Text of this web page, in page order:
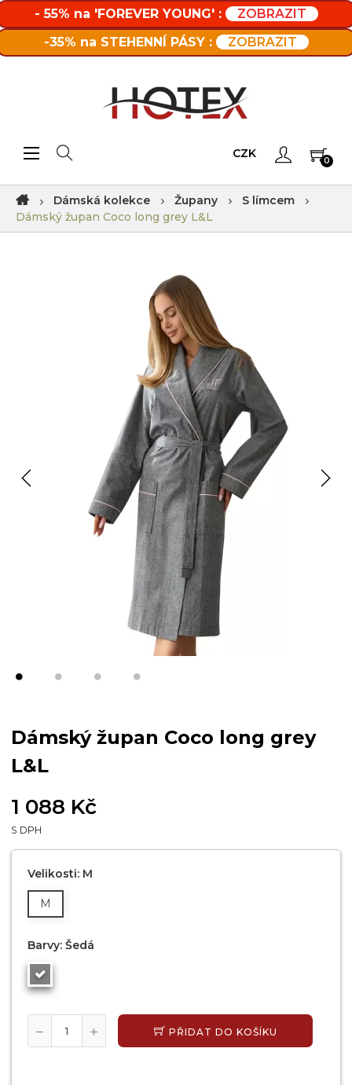
- 55% na 'FOREVER YOUNG' :
ZOBRAZIT
-35% na STEHENNÍ PÁSY :
ZOBRAZIT
Toggle navigation
☰ CZK
0
Dámská kolekce Župany
S límcem
Dámský župan Coco long grey L&L
Dámský župan Coco long grey
L&L
1 088 Kč
S DPH
Velikosti: M
M
Barvy: Šedá
PŘIDAT DO KOŠÍKU